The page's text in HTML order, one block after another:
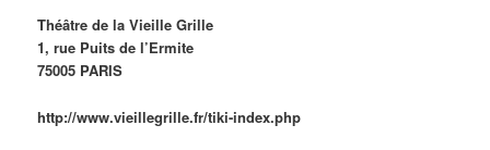
Théâtre de la Vieille Grille
1, rue Puits de l’Ermite
75005 PARIS
http://www.vieillegrille.fr/tiki-index.php